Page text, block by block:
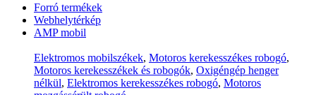
Forró termékek
Webhelytérkép
AMP mobil
Elektromos mobilszékek, Motoros kerekesszékes robogó,
Motoros kerekesszékek és robogók, Oxigéngép henger
nélkül, Elektromos kerekesszékes robogó, Motoros